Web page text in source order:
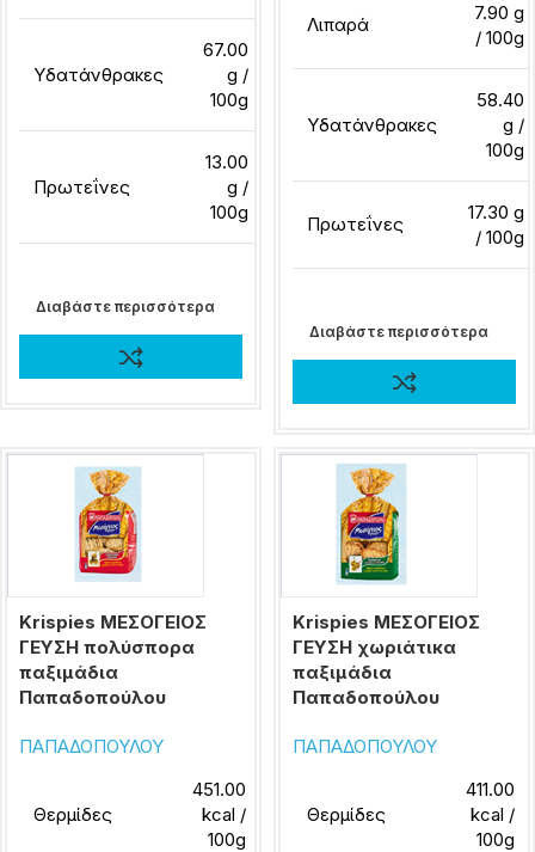
Υδατάνθρακες
67.00
g /
100g
Πρωτεΐνες
13.00
g /
100g
Διαβάστε περισσότερα
Λιπαρά
7.90 g
/ 100g
Υδατάνθρακες
58.40
g /
100g
Πρωτεΐνες
17.30 g
/ 100g
Διαβάστε περισσότερα
Krispies ΜΕΣΟΓΕΙΟΣ
ΓΕΥΣΗ πολύσπορα
παξιμάδια
Παπαδοπούλου
ΠΑΠΑΔΟΠΟΥΛΟΥ
Θερμίδες
451.00
kcal /
100g
Krispies ΜΕΣΟΓΕΙΟΣ
ΓΕΥΣΗ χωριάτικα
παξιμάδια
Παπαδοπούλου
ΠΑΠΑΔΟΠΟΥΛΟΥ
Θερμίδες
411.00
kcal /
100g